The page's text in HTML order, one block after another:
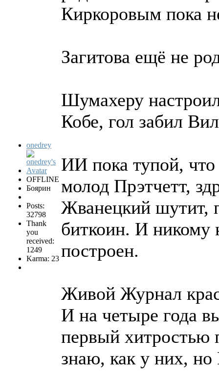
onedrey
OFFLINE
Боярин
Posts:
32798
Thank
you
received:
1249
Karma: 23
Киркоровым пока
Загитова ещё не
Шумахеру
Кобе, гол забил
ИИ пока тупой,
молод Прэтчетт,
Жванецкий шутит,
биткоин. И никому
построен.
Живой Журнал
И на четыре года
первый хитростью
знаю, как у них, но